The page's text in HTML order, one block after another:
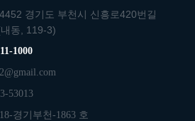
경기도 부천시 신흥로420번길
동, 119-3)
1000
53013
경기부천-1863 호